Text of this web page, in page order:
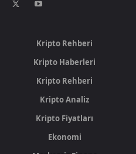
Kripto Rehberi
Kripto Haberleri
Kripto Rehberi
Kripto Analiz
Kripto Fiyatları
Ekonomi